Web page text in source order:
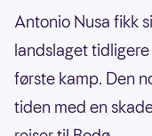
Antonio Nusa fikk
landslaget
første kamp. Den
tiden med en